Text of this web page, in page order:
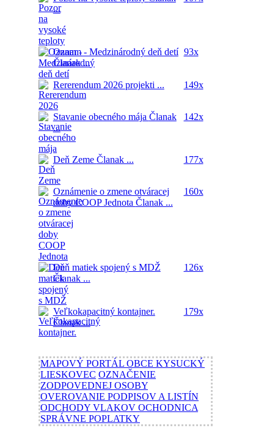
...
Oznam - Medzinárodný deň detí
Članak ...
93x
Rererendum 2026 projekti ... 149x
Stavanie obecného mája Članak
...
142x
Deň Zeme Članak ... 177x
Oznámenie o zmene otváracej
doby COOP Jednota Članak ...
160x
Deň matiek spojený s MDŽ
Članak ...
126x
Veľkokapacitný kontajner.
Članak ...
179x
MAPOVÝ PORTÁL OBCE KYSUCKÝ
LIESKOVEC OZNAČENIE
ZODPOVEDNEJ OSOBY
OVEROVANIE PODPISOV A LISTÍN
ODCHODY VLAKOV OCHODNICA
SPRÁVNE POPLATKY